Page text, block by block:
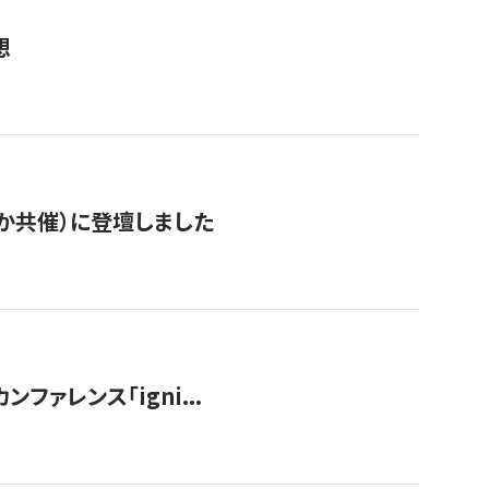
共催）に登壇しました
ファレンス「igni...